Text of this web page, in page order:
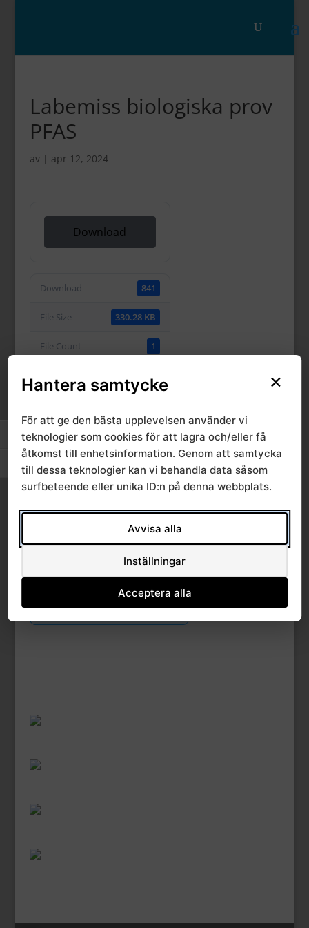
Slå på/av hög kontrast
Slå på/av textstorlek
Labemiss biologiska prov
PFAS
av | apr 12, 2024
Download
Download 841
File Size 330.28 KB
File Count 1
Categories & Tags
Similar Downloads
No related download found!
×
Hantera samtycke
För att ge den bästa upplevelsen använder vi
teknologier som cookies för att lagra och/eller få
åtkomst till enhetsinformation. Genom att samtycka
till dessa teknologier kan vi behandla data såsom
surfbeteende eller unika ID:n på denna webbplats.
Avvisa alla
Inställningar
Acceptera alla